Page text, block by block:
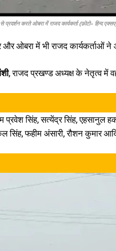
I WANT IN
read and accept thePrivacy
करते ओबरा में राजद कार्यकर्ता (फ़ोटो- हिन्द
ओबरा में भी राजद कार्यकर्ताओं
, राजद प्रखण्ड अध्यक्ष के नेतृत्व में
प्रवेश सिंह, सत्येंद्र सिंह, एहसानुल
सिंह, फहीम अंसारी, रौशन कुमार